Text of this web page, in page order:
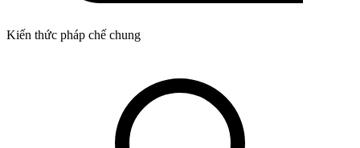
Kiến thức pháp chế chung